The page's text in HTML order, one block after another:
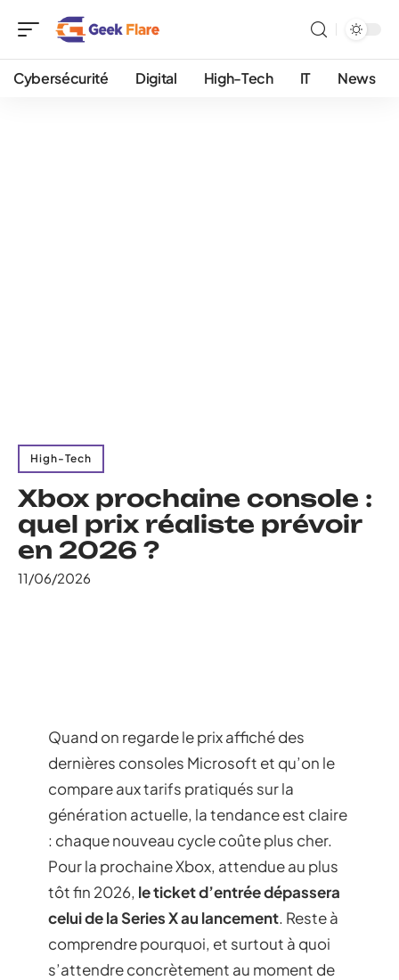
Cybersécurité Digital High-Tech IT News
High-Tech
Xbox prochaine console :
quel prix réaliste prévoir
en 2026 ?
11/06/2026
Quand on regarde le prix affiché des
dernières consoles Microsoft et qu’on le
compare aux tarifs pratiqués sur la
génération actuelle, la tendance est claire
: chaque nouveau cycle coûte plus cher.
Pour la prochaine Xbox, attendue au plus
tôt fin 2026, le ticket d’entrée dépassera
celui de la Series X au lancement. Reste à
comprendre pourquoi, et surtout à quoi
s’attendre concrètement au moment de